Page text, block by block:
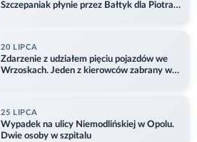
Szczepaniak płynie przez Bałtyk dla Piotra.
20 LIPCA
Zdarzenie z udziałem pięciu pojazdów we
Wrzoskach. Jeden z kierowców zabrany w
25 LIPCA
Wypadek na ulicy Niemodlińskiej w Opolu.
Dwie osoby w szpitalu